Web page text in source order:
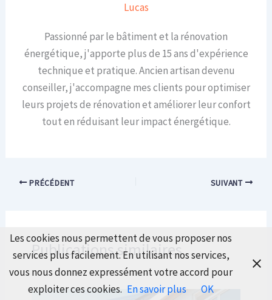
Lucas
Passionné par le bâtiment et la rénovation
énergétique, j'apporte plus de 15 ans d'expérience
technique et pratique. Ancien artisan devenu
conseiller, j'accompagne mes clients pour optimiser
leurs projets de rénovation et améliorer leur confort
tout en réduisant leur impact énergétique.
PRÉCÉDENT SUIVANT
Publications similaires
Les cookies nous permettent de vous proposer nos
services plus facilement. En utilisant nos services,
vous nous donnez expressément votre accord pour
exploiter ces cookies. En savoir plus OK